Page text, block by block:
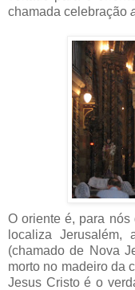
chamada celebração
O oriente é, para
localiza
(chamado de Nova
morto no madeiro da
Jesus Cristo é o